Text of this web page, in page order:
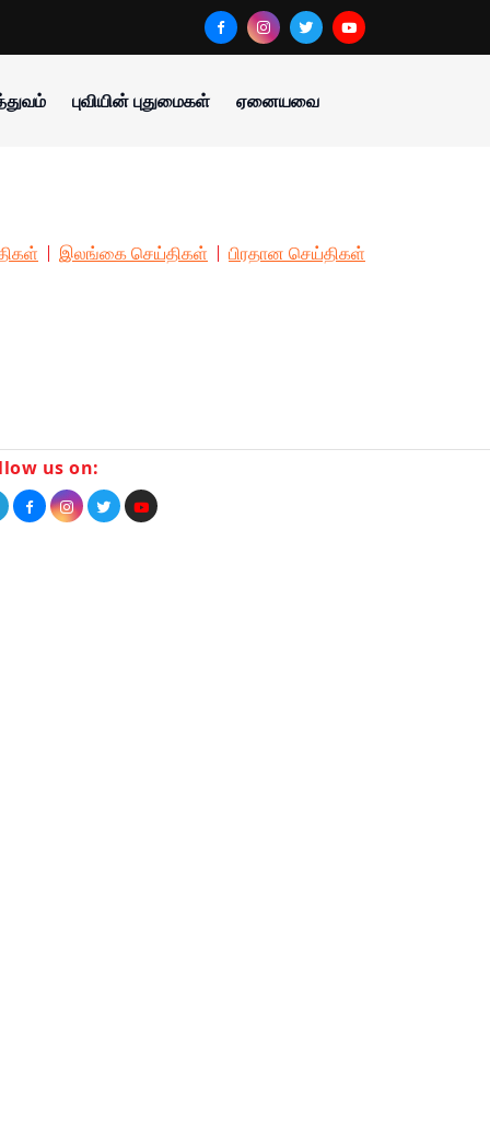
புவியின் புதுமைகள் ஏனையவை
இலங்கை செய்திகள் பிரதான செய்திகள்
us on: